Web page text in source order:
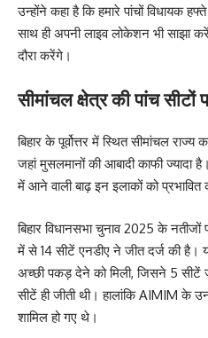
उन्होंने कहा है कि हमारे पांचों विधायक
साथ ही अपनी लाइव लोकेशन भी साझा
दौरा करेंगे।
सीमांचल क्षेत्र की पांच सीटों
बिहार के पूर्वोत्तर में स्थित सीमांचल राज्य
जहां मुसलमानों की आबादी काफी ज्यादा
में आने वाली बाढ़ इन इलाकों को प्रभावित
बिहार विधानसभा चुनाव 2025 के
में से 14 सीटें एनडीए ने जीत दर्ज की है।
अच्छी पकड़ देने को मिली, जिसने 5 सीटें
सीटें ही जीती थी। हालांकि AIMIM के
शामिल हो गए थे।